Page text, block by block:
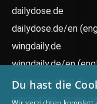
dailydose.de
dailydose.de/en
wingdaily.de
wingdaily.de/en
dailydose-shop.de
windsurfen-lernen.de
Du hast die